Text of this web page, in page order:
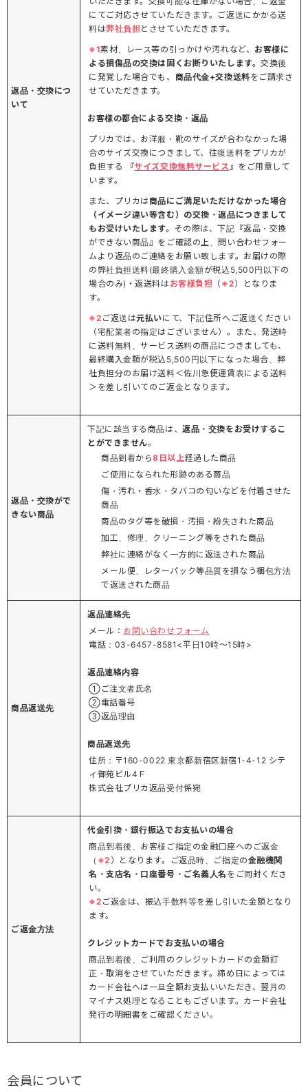
返品・交換につ
いて
にてご対応させていただきます。ご返送にかかる送
料は弊社負担 とさせていただきます。
※1素材、レース等の引っかけや汚れなど、 お客様に
よる損傷品の交換は固くお断りいたします。交換後
に発覚した場合でも、 商品代金+交換送料をご請求さ
せていただきます。
お客様の都合による交換・返品
プリカでは、お洋服・靴のサイズが合わなかった場
合のサイズ交換につきまして、往復送料をプリカが
負担する 『サイズ交換無料サービス 』をご用意して
います。
また、プリカは商品にご満足いただけなかった場合
（イメージ違い等含む）の交換・返品につきまして
もお受けいたします。 その際は、下記『返品・交換
ができない商品』をご確認の上、問い合わせフォー
ムより返品のご連絡をお願い致します。お届けの際
の弊社負担送料(最終購入金額が税込5,500円以下の
場合のみ)・返送料はお客様負担 （ ※2）となりま
す。
※2 ご返送は元払いにて、下記住所へご返送ください
（宅配業者の指定はございません）。また、発送時
に送料無料、サービス送料の商品につきましても、
最終購入金額が税込5,500円以下になった場合、弊
社負担分のお届け送料＜佐川急便運賃表による送料
＞を差し引いてのご返金となります。
返品・交換がで
きない商品
下記に該当する商品は、返品・交換をお受けするこ
とができません。
商品到着から8日以上経過した商品
ご使用になられた形跡のある商品
傷・汚れ・香水・タバコの匂いなどを付着させた
商品
商品のタグ等を破損・汚損・紛失された商品
加工、修理、クリーニング等をされた商品
弊社に連絡がなく一方的に返送された商品
メール便、レターパック等品質を損なう梱包方法
で返送された商品
商品返送先
返品連絡先
メール： お問い合わせフォーム
電話：03-6457-8581<平日10時～15時>
返品連絡内容
①ご注文者氏名
②電話番号
③返品理由
商品返送先
住所：〒160-0022 東京都新宿区新宿1-4-12 シテ
ィ御苑ビル4Ｆ
株式会社プリカ返品受付係宛
ご返金方法
代金引換・銀行振込でお支払いの場合
商品到着後、お客様ご指定の金融口座へのご返金
（ ※2 ）となります。ご返品時、ご指定の金融機関
名・支店名・口座番号・ご名義人名 をご同封くださ
い。
※2 ご返金は、振込手数料等を差し引いた金額となり
ます。
クレジットカードでお支払いの場合
商品到着後、ご利用のクレジットカードの金額訂
正・取消をさせていただきます。締め日によっては
カード会社へは一旦全額お支払いいただき、翌月の
マイナス処理となることもございます。カード会社
発行の明細書をご確認ください。
会員について